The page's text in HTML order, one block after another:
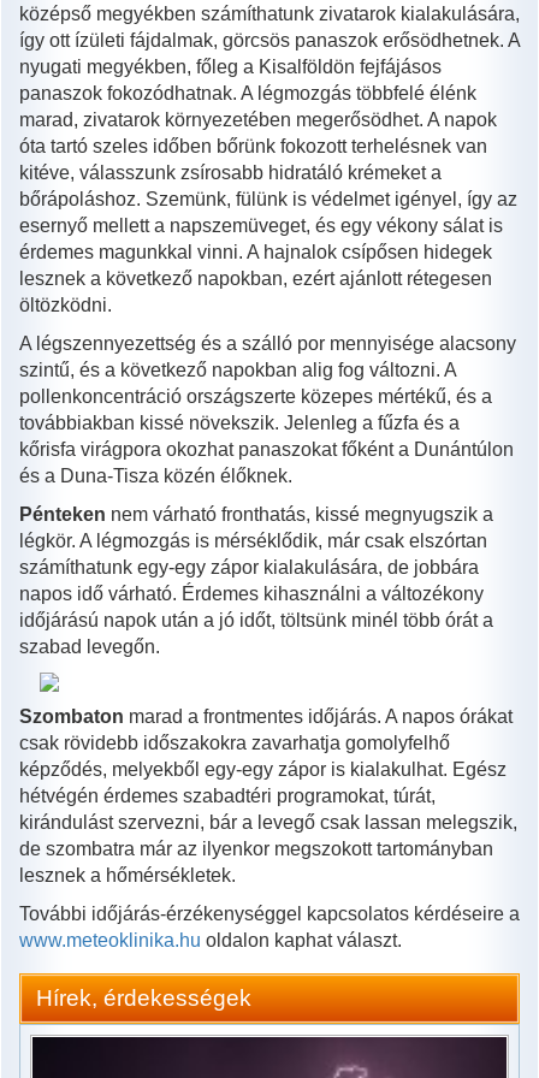
középső megyékben számíthatunk zivatarok kialakulására,
így ott ízületi fájdalmak, görcsös panaszok erősödhetnek. A
nyugati megyékben, főleg a Kisalföldön fejfájásos
panaszok fokozódhatnak. A légmozgás többfelé élénk
marad, zivatarok környezetében megerősödhet. A napok
óta tartó szeles időben bőrünk fokozott terhelésnek van
kitéve, válasszunk zsírosabb hidratáló krémeket a
bőrápoláshoz. Szemünk, fülünk is védelmet igényel, így az
esernyő mellett a napszemüveget, és egy vékony sálat is
érdemes magunkkal vinni. A hajnalok csípősen hidegek
lesznek a következő napokban, ezért ajánlott rétegesen
öltözködni.
A légszennyezettség és a szálló por mennyisége alacsony
szintű, és a következő napokban alig fog változni. A
pollenkoncentráció országszerte közepes mértékű, és a
továbbiakban kissé növekszik. Jelenleg a fűzfa és a
kőrisfa virágpora okozhat panaszokat főként a Dunántúlon
és a Duna-Tisza közén élőknek.
Pénteken nem várható fronthatás, kissé megnyugszik a
légkör. A légmozgás is mérséklődik, már csak elszórtan
számíthatunk egy-egy zápor kialakulására, de jobbára
napos idő várható. Érdemes kihasználni a változékony
időjárású napok után a jó időt, töltsünk minél több órát a
szabad levegőn.
Szombaton marad a frontmentes időjárás. A napos órákat
csak rövidebb időszakokra zavarhatja gomolyfelhő
képződés, melyekből egy-egy zápor is kialakulhat. Egész
hétvégén érdemes szabadtéri programokat, túrát,
kirándulást szervezni, bár a levegő csak lassan melegszik,
de szombatra már az ilyenkor megszokott tartományban
lesznek a hőmérsékletek.
További időjárás-érzékenységgel kapcsolatos kérdéseire a
www.meteoklinika.hu oldalon kaphat választ.
Hírek, érdekességek